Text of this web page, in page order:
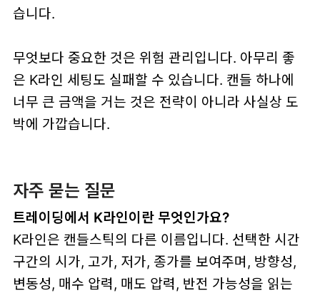
습니다.
무엇보다 중요한 것은 위험 관리입니다. 아무리 좋
은 K라인 세팅도 실패할 수 있습니다. 캔들 하나에
너무 큰 금액을 거는 것은 전략이 아니라 사실상 도
박에 가깝습니다.
자주 묻는 질문
트레이딩에서 K라인이란 무엇인가요?
K라인은 캔들스틱의 다른 이름입니다. 선택한 시간
구간의 시가, 고가, 저가, 종가를 보여주며, 방향성,
변동성, 매수 압력, 매도 압력, 반전 가능성을 읽는